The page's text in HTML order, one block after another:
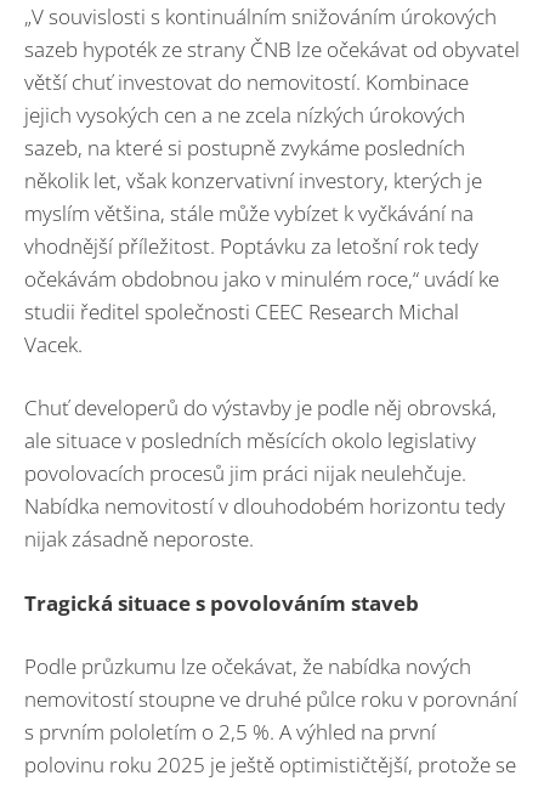
„V souvislosti s kontinuálním snižováním úrokových
sazeb hypoték ze strany ČNB lze očekávat od obyvatel
větší chuť investovat do nemovitostí. Kombinace
jejich vysokých cen a ne zcela nízkých úrokových
sazeb, na které si postupně zvykáme posledních
několik let, však konzervativní investory, kterých je
myslím většina, stále může vybízet k vyčkávání na
vhodnější příležitost. Poptávku za letošní rok tedy
očekávám obdobnou jako v minulém roce,“ uvádí ke
studii ředitel společnosti CEEC Research Michal
Vacek.
Chuť developerů do výstavby je podle něj obrovská,
ale situace v posledních měsících okolo legislativy
povolovacích procesů jim práci nijak neulehčuje.
Nabídka nemovitostí v dlouhodobém horizontu tedy
nijak zásadně neporoste.
Tragická situace s povolováním staveb
Podle průzkumu lze očekávat, že nabídka nových
nemovitostí stoupne ve druhé půlce roku v porovnání
s prvním pololetím o 2,5 %. A výhled na první
polovinu roku 2025 je ještě optimističtější, protože se